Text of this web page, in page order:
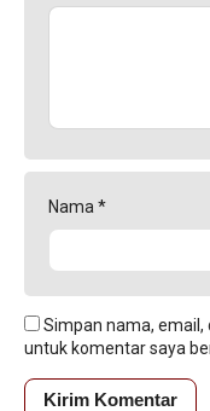
Nama *
Simpan nama, email,
untuk komentar saya